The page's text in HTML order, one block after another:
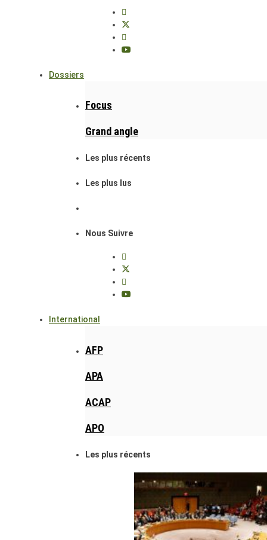
Dossiers
Focus
Grand angle
Les plus récents
Les plus lus
Nous Suivre
International
AFP
APA
ACAP
APO
Les plus récents